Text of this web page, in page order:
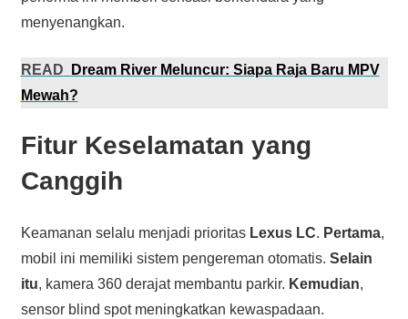
menyenangkan.
READ
Dream River Meluncur: Siapa Raja Baru MPV
Mewah?
Fitur Keselamatan yang
Canggih
Keamanan selalu menjadi prioritas Lexus LC. Pertama,
mobil ini memiliki sistem pengereman otomatis. Selain
itu, kamera 360 derajat membantu parkir. Kemudian,
sensor blind spot meningkatkan kewaspadaan.